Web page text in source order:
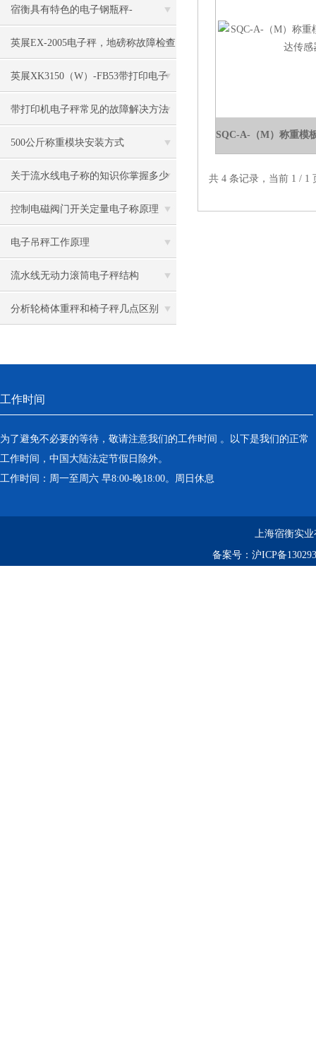
宿衡具有特色的电子钢瓶秤-
英展EX-2005电子秤，地磅称故障检查
方法
英展XK3150（W）-FB53带打印电子
地磅
带打印机电子秤常见的故障解决方法
有哪些
500公斤称重模块安装方式
关于流水线电子称的知识你掌握多少
控制电磁阀门开关定量电子称原理
电子吊秤工作原理
流水线无动力滚筒电子秤结构
分析轮椅体重秤和椅子秤几点区别
共 4 条记录，当前 1 /
工作时间
为了避免不必要的等待，敬请注意我们的工作时间 。以下是我们的正常
工作时间，中国大陆法定节假日除外。
工作时间：周一至周六 早8:00-晚18:00。周日休息
上海宿衡实
备案号： 沪ICP备